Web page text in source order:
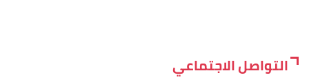
التواصل الاجتماعي